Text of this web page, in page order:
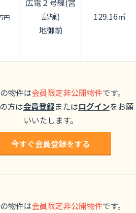
円
広電２号線(宮
島線)
地御前
129.16㎡
物件は会員限定非公開物件です。
方は会員登録またはログインをお願
いいたします。
今すぐ会員登録をする
物件は会員限定非公開物件です。